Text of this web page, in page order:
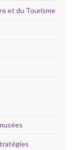
et du Tourisme